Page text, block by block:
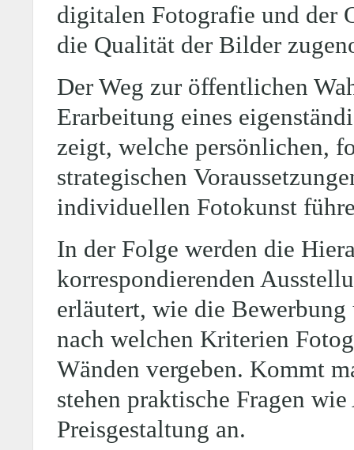
digitalen Fotografie und der
die Qualität der Bilder
Der Weg zur öffentlichen
Erarbeitung eines
zeigt, welche persönlichen,
strategischen
individuellen Fotokunst
In der Folge werden die
korrespondierenden
erläutert, wie die
nach welchen Kriterien
Wänden vergeben. Kommt
stehen praktische Fragen
Preisgestaltung an.